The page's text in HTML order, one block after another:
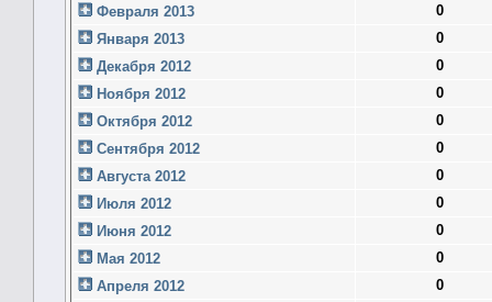
Февраля 2013
0
Января 2013
0
Декабря 2012
0
Ноября 2012
0
Октября 2012
0
Сентября 2012
0
Августа 2012
0
Июля 2012
0
Июня 2012
0
Мая 2012
0
Апреля 2012
0